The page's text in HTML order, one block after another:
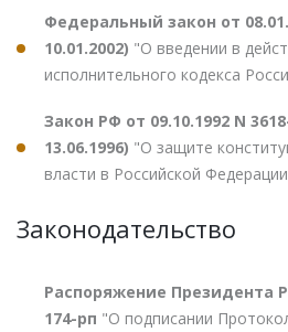
Федеральный закон от
10.01.2002) "О введении в
исполнительного кодекса
Закон РФ от 09.10.1992 N
13.06.1996) "О защите
власти в Российской
Законодательство
Распоряжение Президента
174-рп "О подписании